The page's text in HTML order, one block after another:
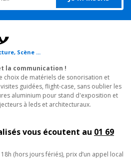
scéniques et stands.
prestataires événementiels.
magasins et restaurants.
collectivités et entreprises.
:
extérieur
Triangulaire DT23 220
Structure Alu DT20/40
TTC
livré sous 24/48h
Ajouter au panier
Scène ...
la communication !
choix de matériels de sonorisation et
guidées, flight-case, sans oublier les
aluminium pour stand d'exposition et
à leds et architecturaux.
vous écoutent au 01 69
(hors jours fériés), prix d’un appel local